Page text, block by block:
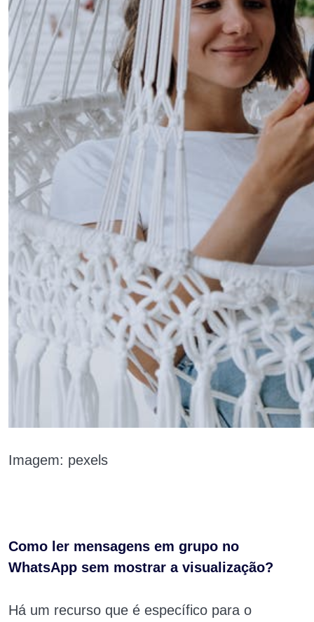
Imagem: pexels
Como ler mensagens em grupo no
WhatsApp sem mostrar a visualização?
Há um recurso que é específico para o